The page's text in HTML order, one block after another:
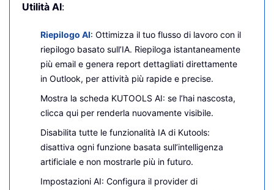
Utilità AI:
Riepilogo AI: Ottimizza il tuo flusso di lavoro con il
riepilogo basato sull’IA. Riepiloga istantaneamente
più email e genera report dettagliati direttamente
in Outlook, per attività più rapide e precise.
Mostra la scheda KUTOOLS AI: se l’hai nascosta,
clicca qui per renderla nuovamente visibile.
Disabilita tutte le funzionalità IA di Kutools:
disattiva ogni funzione basata sull’intelligenza
artificiale e non mostrarle più in futuro.
Impostazioni AI: Configura il provider di